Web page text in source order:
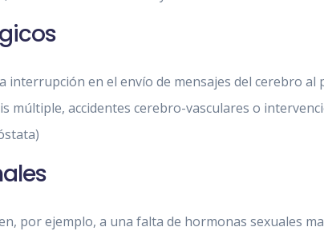
interrupción en el envío de mensajes del cerebro
múltiple, accidentes cerebro-vasculares o
por ejemplo, a una falta de hormonas sexuales